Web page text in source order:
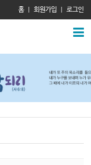
홈 회원가입 로그인